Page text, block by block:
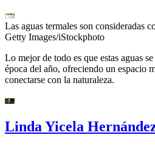
Las aguas termales son consideradas
Getty Images/iStockphoto
Lo mejor de todo es que estas aguas
época del año, ofreciendo un espacio
conectarse con la naturaleza.
Linda Yicela